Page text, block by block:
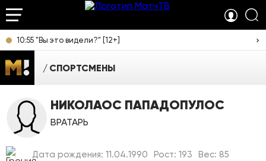
10:55 "Вы это видели?" [12+]
СПОРТСМЕНЫ
НИКОЛАОС ПАПАДОПУЛОС
ВРАТАРЬ
Дата рождения: 11.04.1990 Рост: 193 Вес: 85